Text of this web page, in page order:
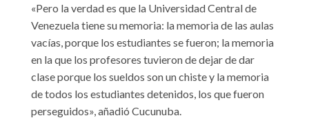
«Pero la verdad es que la Universidad Central de
Venezuela tiene su memoria: la memoria de las aulas
vacías, porque los estudiantes se fueron; la memoria
en la que los profesores tuvieron de dejar de dar
clase porque los sueldos son un chiste y la memoria
de todos los estudiantes detenidos, los que fueron
perseguidos», añadió Cucunuba.